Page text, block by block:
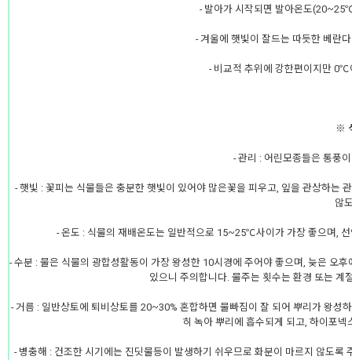
- 발아가 시작되면 발아온도
- 겨울에 햇빛이 잘드는 따듯한 베란
- 비교적 추위에 강한편이지만
※
- 관리 : 어린모종들은 통풍
- 햇빛 : 꽃피는 식물들은 충분한 햇빛이 있어야 많은꽃을 피우고, 잎을 관상하는
않
- 온도 : 식물의 재배온도는 일반적으로 15~25℃사이가 가장 좋으며,
- 수분 : 물은 식물의 광합성활동이 가장 왕성한 10시경에 주어야 좋으며, 늦은 오
있으니 주의합니다. 물주는 횟수는 환경 또는
- 거름 : 일반상토에 퇴비상토를 20~30% 혼합하면 물빠짐이 잘 되어 뿌리가 왕
히 녹아 뿌리에 흡수되게 되고, 하이포
- 병충해 : 건조한 시기에는 진딧물등이 발생하기 쉬우므로 화분이 마르지 않도